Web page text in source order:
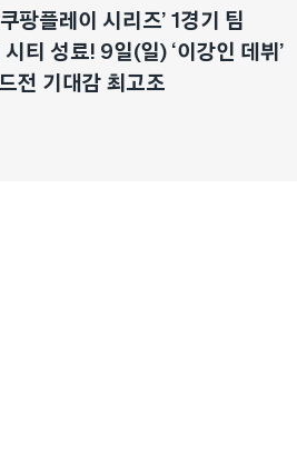
팡플레이 시리즈’ 1경기 팀
티 성료! 9일(일) ‘이강인 데뷔’
전 기대감 최고조